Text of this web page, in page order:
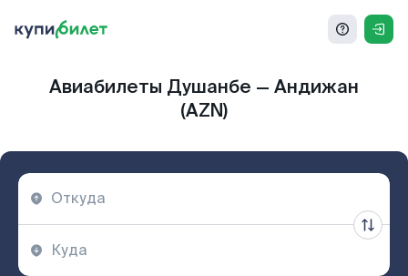
Авиабилеты Душанбе — Андижан
(AZN)